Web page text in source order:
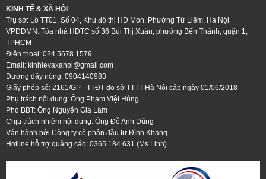
KINH TẾ & XÃ HỘI
Trụ sở: Lô TT01, Số 04, Khu đô thị HD Mon, Phường Từ Liêm, Hà Nội
VPĐDMN: Tòa nhà HDTC số 36 Bùi Thị Xuân, phường Bến Thành, quận 1,
TPHCM
Điện thoại: 024.5678.1579
Email: kinhtevaxahoi@gmail.com
Đường dây nóng: 0904140983
Giấy phép số: 2161/GP - TTĐT do sở TTTT Hà Nội cấp ngày 01/06/2018
Phụ trách nội dung: Ông Phạm Việt Hùng
Phó BBT: Ông Nguyễn Gia Lâm
Chịu trách nhiệm nội dung: Ông Đỗ Anh Dũng
Vận hành bởi Công ty cổ phần đầu tư Đình Khang
Hotline hỗ trợ quảng cáo: 0365.184.631 (Ms.Linh)